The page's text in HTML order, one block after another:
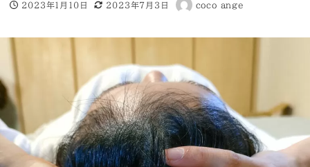
投稿日
2023年1月10日
更新日
2023年7月3日
著
coco ange